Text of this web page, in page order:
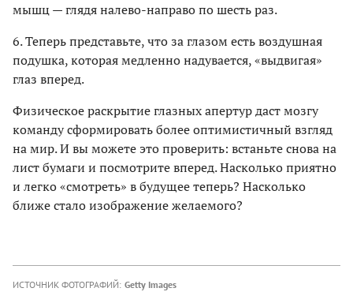
мышц — глядя налево-направо по шесть раз.
6. Теперь представьте, что за глазом есть воздушная
подушка, которая медленно надувается, «выдвигая»
глаз вперед.
Физическое раскрытие глазных апертур даст мозгу
команду сформировать более оптимистичный взгляд
на мир. И вы можете это проверить: встаньте снова на
лист бумаги и посмотрите вперед. Насколько приятно
и легко «смотреть» в будущее теперь? Насколько
ближе стало изображение желаемого?
ИСТОЧНИК ФОТОГРАФИЙ: Getty Images